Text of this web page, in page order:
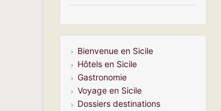
Bienvenue en Sicile
Hôtels en Sicile
Gastronomie
Voyage en Sicile
Dossiers destinations